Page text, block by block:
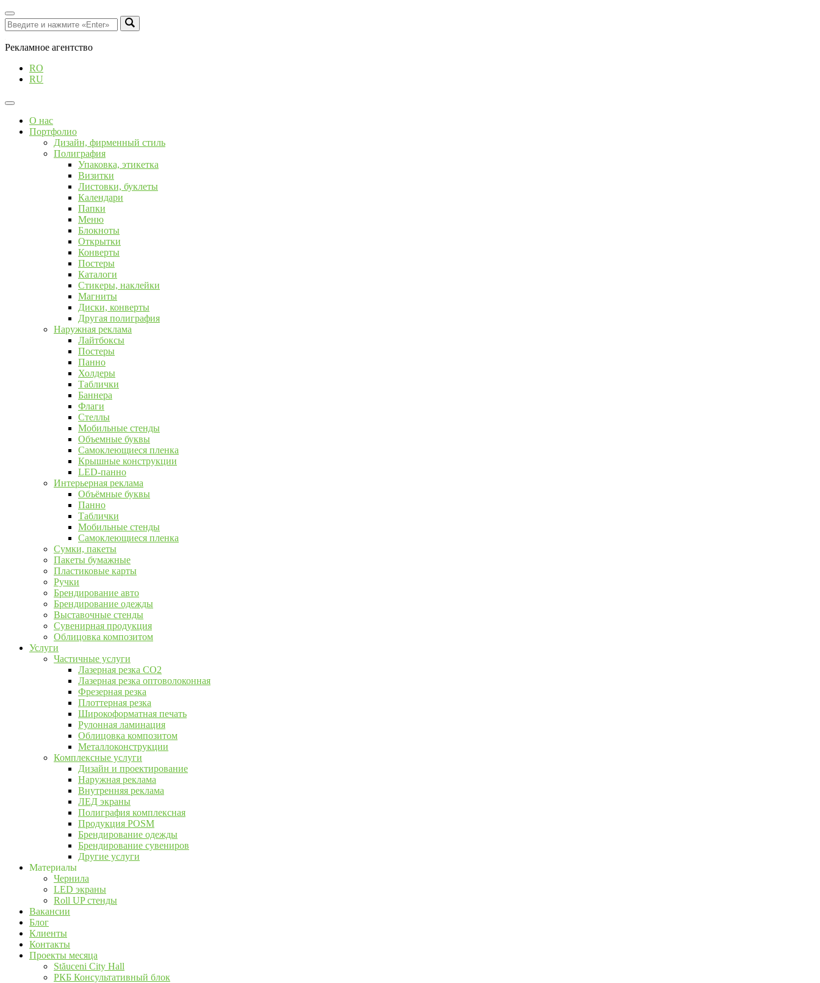
Рекламное агентство
RO
RU
О нас
Портфолио
Дизайн, фирменный стиль
Полиграфия
Упаковка, этикетка
Визитки
Листовки, буклеты
Календари
Папки
Меню
Блокноты
Открытки
Конверты
Постеры
Каталоги
Стикеры, наклейки
Магниты
Диски, конверты
Другая полиграфия
Наружная реклама
Лайтбоксы
Постеры
Панно
Холдеры
Таблички
Баннера
Флаги
Стеллы
Мобильные стенды
Объемные буквы
Самоклеющиеся пленка
Крышные конструкции
LED-панно
Интерьерная реклама
Объёмные буквы
Панно
Таблички
Мобильные стенды
Самоклеющиеся пленка
Сумки, пакеты
Пакеты бумажные
Пластиковые карты
Ручки
Брендирование авто
Брендирование одежды
Выставочные стенды
Сувенирная продукция
Облицовка композитом
Услуги
Частичные услуги
Лазерная резка CO2
Лазерная резка оптоволоконная
Фрезерная резка
Плоттерная резка
Широкоформатная печать
Рулонная ламинация
Облицовка композитом
Металлоконструкции
Комплексные услуги
Дизайн и проектирование
Наружная реклама
Внутренняя реклама
ЛЕД экраны
Полиграфия комплексная
Продукция POSM
Брендирование одежды
Брендирование сувениров
Другие услуги
Материалы
Чернила
LED экраны
Roll UP стенды
Вакансии
Блог
Клиенты
Контакты
Проекты месяца
Stăuceni City Hall
РКБ Консультативный блок